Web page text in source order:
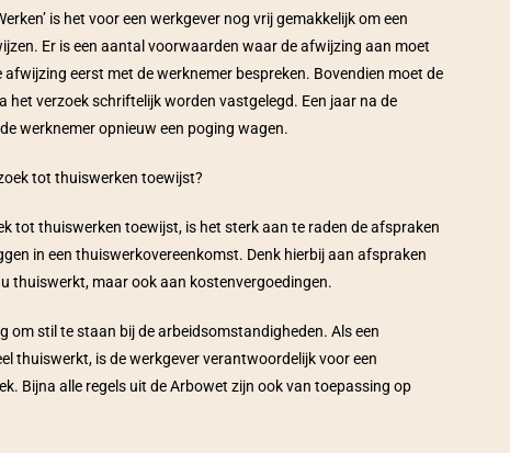
is het voor een werkgever nog vrij gemakkelijk om een
Er is een aantal voorwaarden waar de afwijzing aan moet
eerst met de werknemer bespreken. Bovendien moet de
het verzoek schriftelijk worden vastgelegd. Een jaar na de
werknemer opnieuw een poging wagen.
tot thuiswerken toewijst?
tot thuiswerken toewijst, is het sterk aan te raden de afspraken
in een thuiswerkovereenkomst. Denk hierbij aan afspraken
thuiswerkt, maar ook aan kostenvergoedingen.
om stil te staan bij de arbeidsomstandigheden. Als een
thuiswerkt, is de werkgever verantwoordelijk voor een
Bijna alle regels uit de Arbowet zijn ook van toepassing op